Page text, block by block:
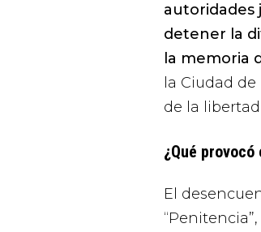
autoridades
detener la
la memoria
la Ciudad
de la
¿Qué
El